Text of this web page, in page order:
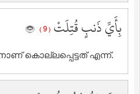
بِأَيِّ ذَنبٍ قُتِلَتْ ( 9 )
കൊല്ലപ്പെട്ടത് എന്ന്‌.